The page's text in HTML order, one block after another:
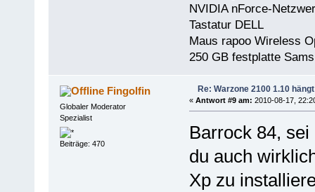
NVIDIA nForce-
Tastatur DELL
Maus rapoo Wireless
250 GB festplatte
Fingolfin
Globaler Moderator
Spezialist
Beiträge: 470
Re: Warzone 2100 1.10 hängt
« Antwort #9 am: 2010-08-17,
Barrock 84,
du auch
Xp zu